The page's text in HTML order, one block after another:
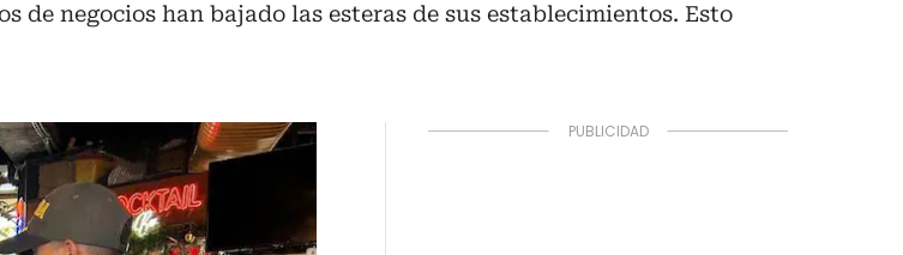
de negocios han bajado las esteras de sus establecimientos. Esto